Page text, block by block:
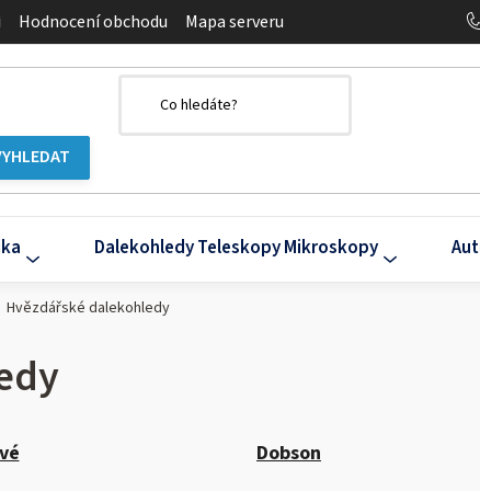
Hodnocení obchodu Mapa serveru
Dalekohledy Teleskopy Mikroskopy
Hvězdářské dalekohledy
Dobson